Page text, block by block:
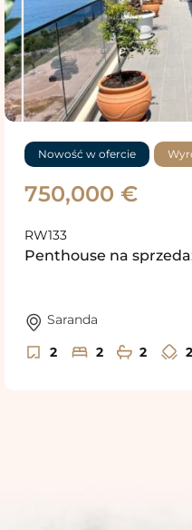
Nowość w ofercie
750,000 €
RW133
Penthouse na
Saranda
2
2 2